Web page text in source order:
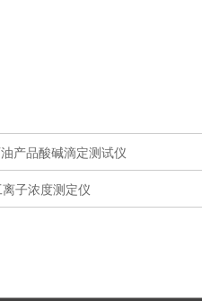
产品酸碱滴定测试仪
子浓度测定仪